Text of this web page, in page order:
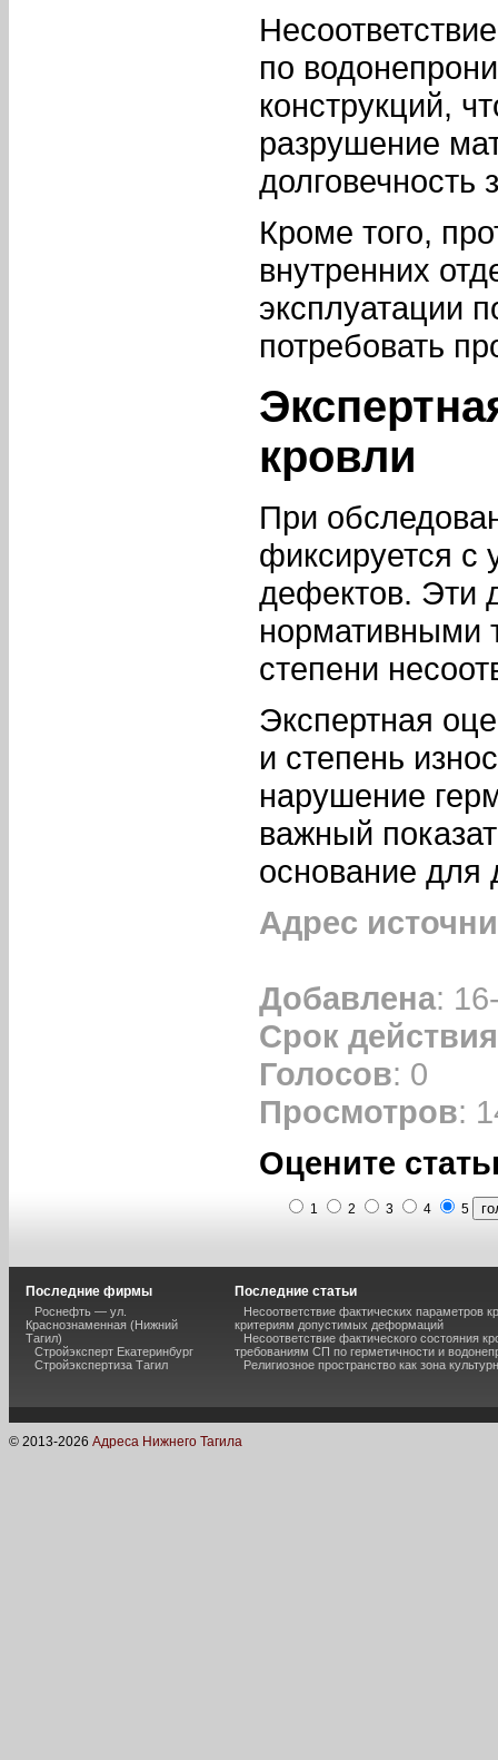
по
конструкций,
разрушение
долговечность
Кроме того,
внутренних
эксплуатации
потребовать
кровли
При
фиксируется с
дефектов. Эти
нормативными
степени
Экспертная
и степень
нарушение
важный
основание для
Адрес
Добавлена:
Срок действия
Голосов: 0
Просмотров:
Оцените
1 2 3 4 5
Последние фирмы
Роснефть — ул.
Краснознаменная (Нижний
Тагил)
Стройэксперт Екатеринбург
Стройэкспертиза Тагил
Последние статьи
Несоответствие фактических параметров
критериям допустимых деформаций
Несоответствие фактического состояния
требованиям СП по герметичности и
Религиозное пространство как зона
© 2013-2026 Адреса Нижнего Тагила